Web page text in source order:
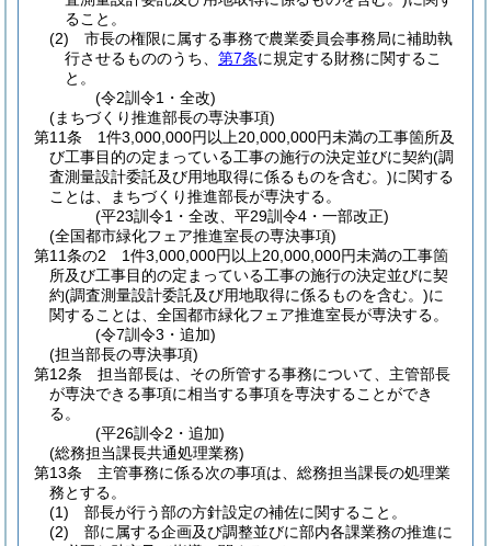
ること。
(2)
市長の権限に属する事務で農業委員会事務局に補助執
行させるもののうち、 第7条に規定する財務に関するこ
と。
(令2訓令1・全改)
(まちづくり推進部長の専決事項)
第11条
1件3,000,000円以上20,000,000円未満の工事箇所及
び工事目的の定まっている工事の施行の決定並びに契約(調
査測量設計委託及び用地取得に係るものを含む。)に関する
ことは、まちづくり推進部長が専決する。
(平23訓令1・全改、平29訓令4・一部改正)
(全国都市緑化フェア推進室長の専決事項)
第11条の2
1件3,000,000円以上20,000,000円未満の工事箇
所及び工事目的の定まっている工事の施行の決定並びに契
約(調査測量設計委託及び用地取得に係るものを含む。)に
関することは、全国都市緑化フェア推進室長が専決する。
(令7訓令3・追加)
(担当部長の専決事項)
第12条
担当部長は、その所管する事務について、主管部長
が専決できる事項に相当する事項を専決することができ
る。
(平26訓令2・追加)
(総務担当課長共通処理業務)
第13条
主管事務に係る次の事項は、総務担当課長の処理業
務とする。
(1)
部長が行う部の方針設定の補佐に関すること。
(2)
部に属する企画及び調整並びに部内各課業務の推進に